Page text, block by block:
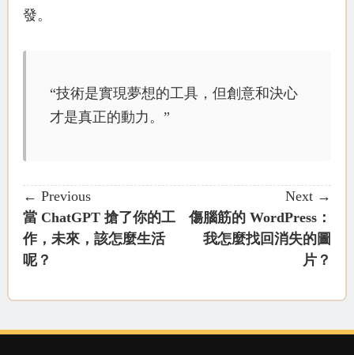
發。
“技術是實現夢想的工具，但創意和決心
才是真正的動力。”
← Previous
當 ChatGPT 搶了你的工
作，未來，該怎麼生活
呢？
Next →
傷腦筋的 WordPress：
我怎麼找回消失的圖
片？